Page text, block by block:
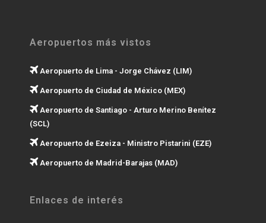
Aeropuertos más vistos
Aeropuerto de Lima - Jorge Chávez (LIM)
Aeropuerto de Ciudad de México (MEX)
Aeropuerto de Santiago - Arturo Merino Benítez
(SCL)
Aeropuerto de Ezeiza - Ministro Pistarini (EZE)
Aeropuerto de Madrid-Barajas (MAD)
Enlaces de interés